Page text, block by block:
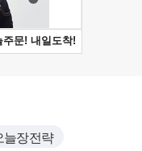
늘장전략